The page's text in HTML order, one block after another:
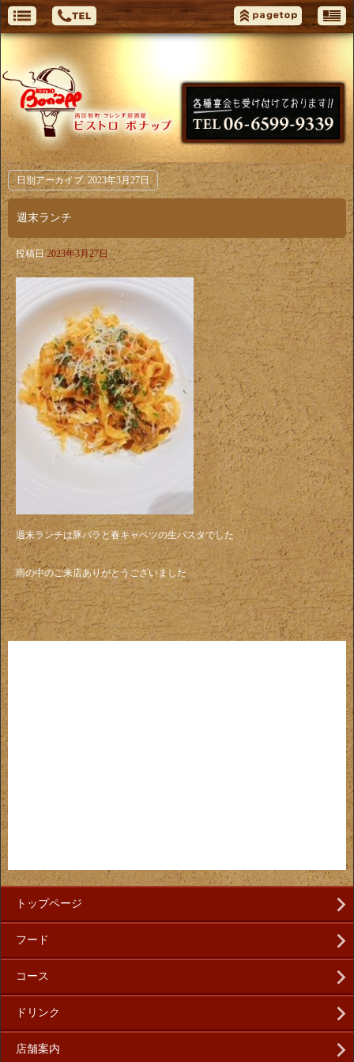
日別アーカイブ: 2023年3月27日
週末ランチ
投稿日 2023年3月27日
週末ランチは豚バラと春キャベツの生パスタでした
雨の中のご来店ありがとうございました
トップページ
フード
コース
ドリンク
店舗案内